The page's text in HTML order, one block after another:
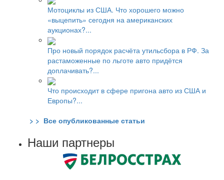
Мотоциклы из США. Что хорошего можно
«выцепить» сегодня на американских
аукционах?...
Про новый порядок расчёта утильсбора в РФ. За
растаможенные по льготе авто придётся
доплачивать?...
Что происходит в сфере пригона авто из США и
Европы?...
> > Все опубликованные статьи
Наши партнеры